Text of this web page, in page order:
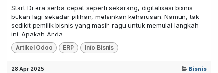
Start Di era serba cepat seperti sekarang, digitalisasi bisnis
bukan lagi sekadar pilihan, melainkan keharusan. Namun, tak
sedikit pemilik bisnis yang masih ragu untuk memulai langkah
ini. Apakah Anda...
Artikel Odoo ERP Info Bisnis
28 Apr 2025 Bisnis